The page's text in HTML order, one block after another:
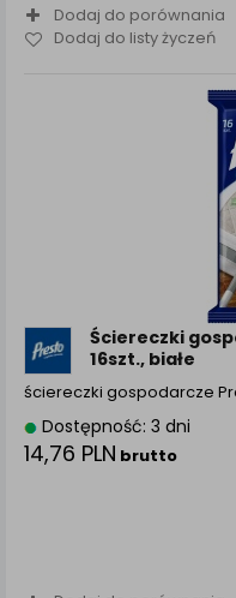
Dodaj do porównania
Dodaj do listy życzeń
Ściereczki
16szt., białe
ściereczki gospodarcze
Dostępność: 3 dni
14,76 PLN brutto